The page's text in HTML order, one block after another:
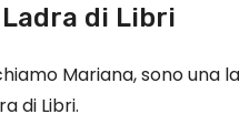
Ladra di Libri
Mariana, sono una
di Libri.